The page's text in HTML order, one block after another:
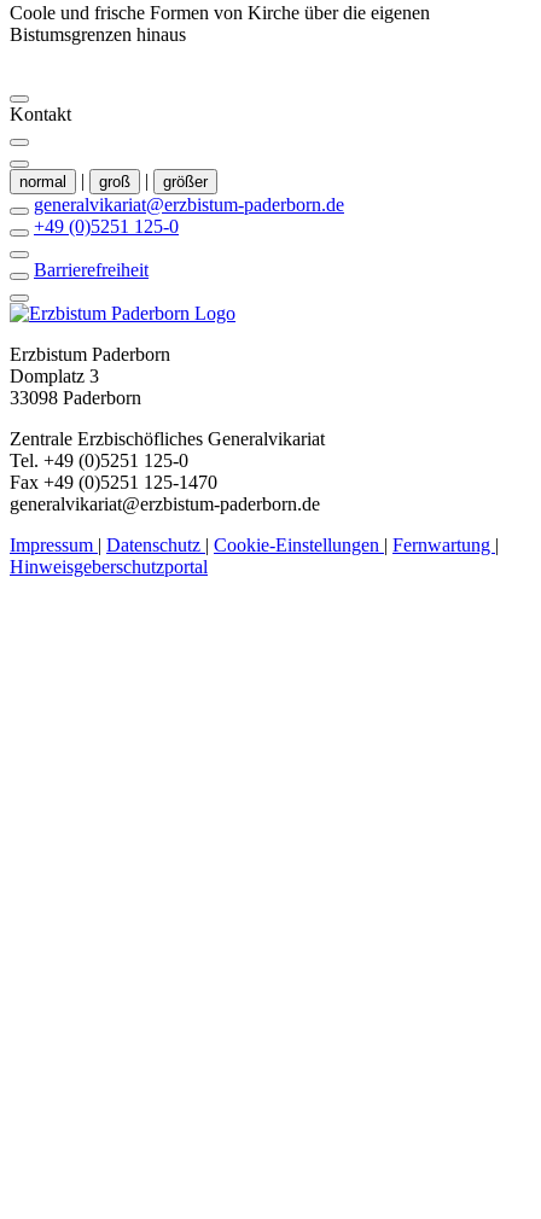
Coole und frische Formen von Kirche über die eigenen
Bistumsgrenzen hinaus
Kontakt
normal | groß | größer
generalvikariat@erzbistum-paderborn.de
+49 (0)5251 125-0
Barrierefreiheit
Erzbistum Paderborn
Domplatz 3
33098 Paderborn
Zentrale Erzbischöfliches Generalvikariat
Tel. +49 (0)5251 125-0
Fax +49 (0)5251 125-1470
generalvikariat@erzbistum-paderborn.de
Impressum | Datenschutz | Cookie-Einstellungen | Fernwartung |
Hinweisgeberschutzportal